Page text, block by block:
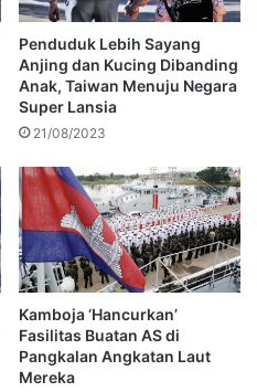
Penduduk Lebih Sayang
Anjing dan Kucing Dibanding
Anak, Taiwan Menuju Negara
Super Lansia
21/08/2023
Kamboja ‘Hancurkan’
Fasilitas Buatan AS di
Pangkalan Angkatan Laut
Mereka